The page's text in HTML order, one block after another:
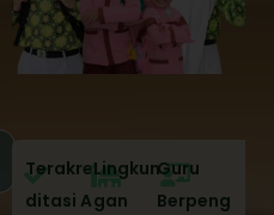
Terakre
ditasi A
Lingkun
gan
Guru
Berpeng